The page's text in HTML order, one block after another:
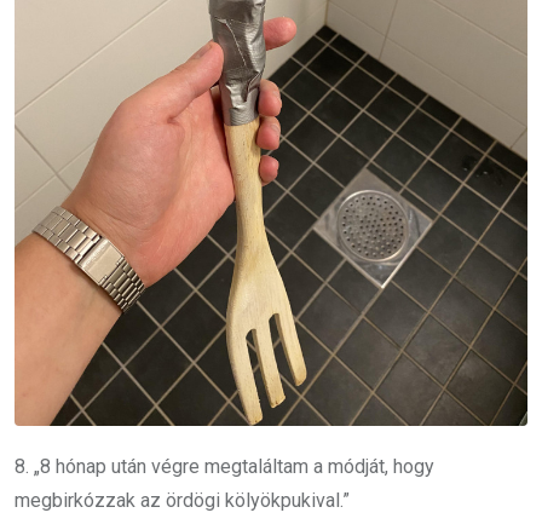
8. „8 hónap után végre megtaláltam a módját, hogy
megbirkózzak az ördögi kölyökpukival.”